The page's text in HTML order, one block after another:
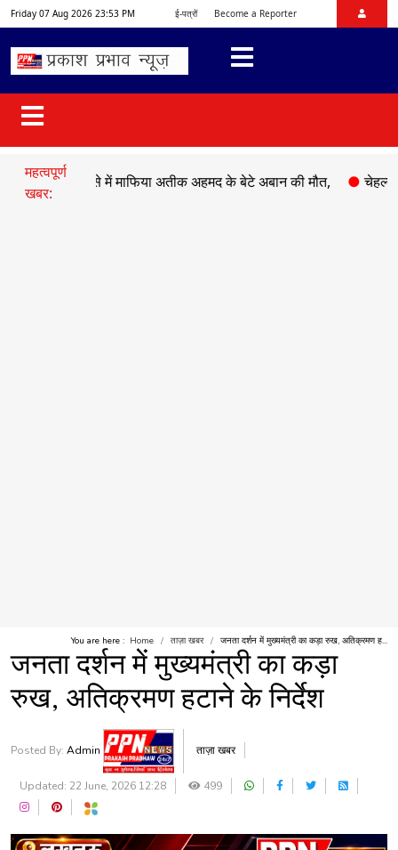
Friday 07 Aug 2026 23:53 PM ई-पत्रों Become a Reporter
महत्वपूर्ण
खबर:
हादसे में माफिया अतीक अहमद के बेटे अबान की मौत, ●चेहल्लुम पर
You are here : Home ताज़ा खबर जनता दर्शन में मुख्यमंत्री का कड़ा रुख, अतिक्रमण ह...
जनता दर्शन में मुख्यमंत्री का कड़ा
रुख, अतिक्रमण हटाने के निर्देश
Posted By: Admin ताज़ा खबर
Updated: 22 June, 2026 12:28 499